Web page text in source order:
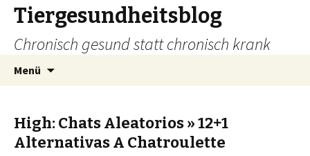
Tiergesundheitsblog
Chronisch gesund statt chronisch krank
Menü
High: Chats Aleatorios » 12+1
Alternativas A Chatroulette